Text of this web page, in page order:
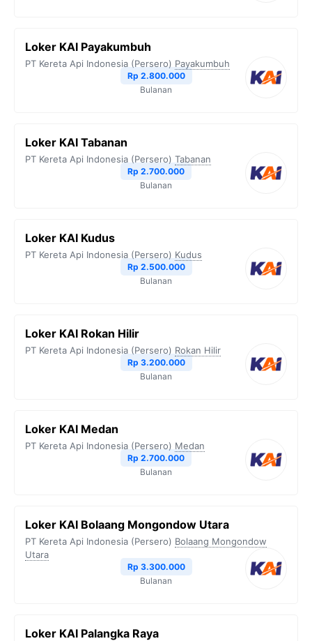
Loker KAI Payakumbuh
PT Kereta Api Indonesia (Persero) Payakumbuh
Rp 2.800.000
Bulanan
Loker KAI Tabanan
PT Kereta Api Indonesia (Persero) Tabanan
Rp 2.700.000
Bulanan
Loker KAI Kudus
PT Kereta Api Indonesia (Persero) Kudus
Rp 2.500.000
Bulanan
Loker KAI Rokan Hilir
PT Kereta Api Indonesia (Persero) Rokan Hilir
Rp 3.200.000
Bulanan
Loker KAI Medan
PT Kereta Api Indonesia (Persero) Medan
Rp 2.700.000
Bulanan
Loker KAI Bolaang Mongondow Utara
PT Kereta Api Indonesia (Persero) Bolaang Mongondow
Utara
Rp 3.300.000
Bulanan
Loker KAI Palangka Raya